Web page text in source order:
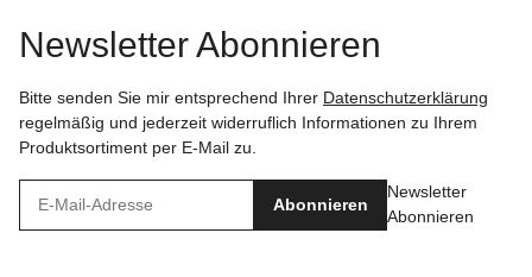
Newsletter Abonnieren
Bitte senden Sie mir entsprechend Ihrer Datenschutzerklärung
regelmäßig und jederzeit widerruflich Informationen zu Ihrem
Produktsortiment per E-Mail zu.
Abonnieren
Newsletter
Abonnieren